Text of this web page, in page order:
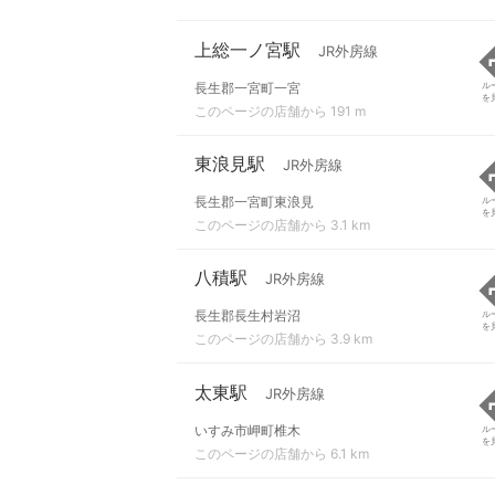
上総一ノ宮駅 JR外房線
長生郡一宮町一宮
このページの店舗から 191 m
ル
を
東浪見駅 JR外房線
長生郡一宮町東浪見
このページの店舗から 3.1 km
ル
を
八積駅 JR外房線
長生郡長生村岩沼
このページの店舗から 3.9 km
ル
を
太東駅 JR外房線
いすみ市岬町椎木
このページの店舗から 6.1 km
ル
を